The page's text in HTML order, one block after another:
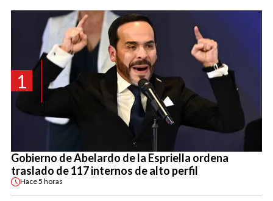
1
Gobierno de Abelardo de la Espriella ordena
traslado de 117 internos de alto perfil
Hace5 horas